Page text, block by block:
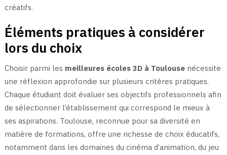
créatifs.
Éléments pratiques à considérer
lors du choix
Choisir parmi les meilleures écoles 3D à Toulousenécessite
une réflexion approfondie sur plusieurs critères pratiques.
Chaque étudiant doit évaluer ses objectifs professionnels afin
de sélectionner l’établissement qui correspond le mieux à
ses aspirations. Toulouse, reconnue pour sa diversité en
matière de formations, offre une richesse de choix éducatifs,
notamment dans les domaines du cinéma d’animation, du jeu